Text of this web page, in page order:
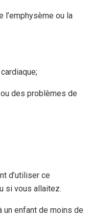
l’emphysème ou la
des problèmes de
d’utiliser ce
si vous allaitez.
un enfant de moins de